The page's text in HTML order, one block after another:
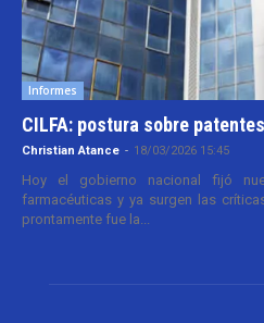
Informes
CILFA: postura sobre patentes
Christian Atance - 18/03/2026 15:45
Hoy el gobierno nacional fijó
farmacéuticas y ya surgen las
prontamente fue la...